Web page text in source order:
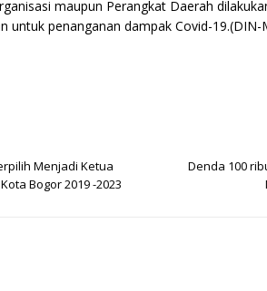
maupun Perangkat Daerah
untuk penanganan dampak Covid-
Menjadi Ketua
Bogor 2019 -2023
Denda 100